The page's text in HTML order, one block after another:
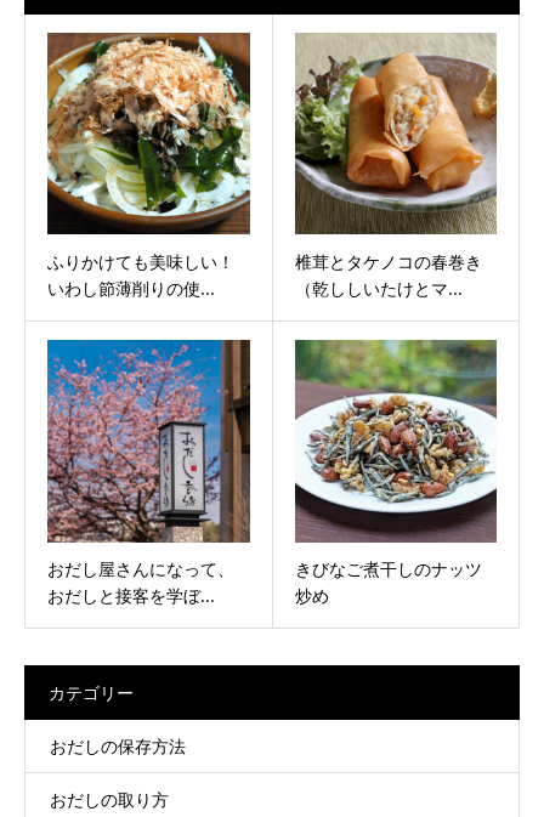
ふりかけても美味しい！
いわし節薄削りの使...
椎茸とタケノコの春巻き
（乾ししいたけとマ...
おだし屋さんになって、
おだしと接客を学ぼ...
きびなご煮干しのナッツ
炒め
カテゴリー
おだしの保存方法
おだしの取り方